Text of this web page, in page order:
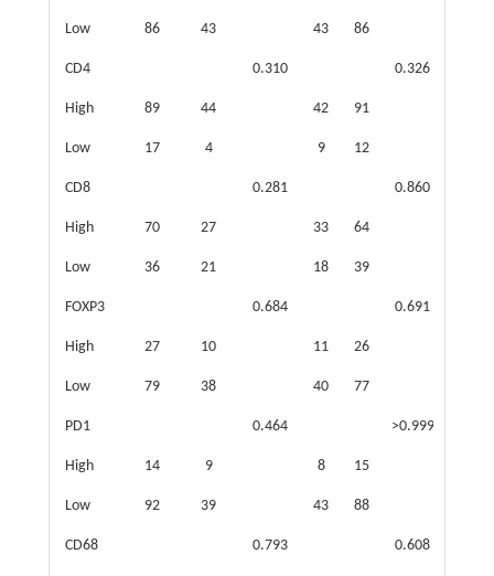
Low 86 43 43 86
CD4 0.310 0.326
High 89 44 42 91
Low 17 4 9 12
CD8 0.281 0.860
High 70 27 33 64
Low 36 21 18 39
FOXP3 0.684 0.691
High 27 10 11 26
Low 79 38 40 77
PD1 0.464 >0.999
High 14 9 8 15
Low 92 39 43 88
CD68 0.793 0.608